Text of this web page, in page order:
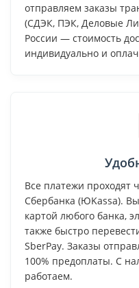
отправляем заказы
(СДЭК, ПЭК, Деловые
России — стоимость
индивидуально и
Все платежи проходят
Сбербанка (ЮKassa).
картой любого банка,
также быстро
SberPay. Заказы
100% предоплаты. С
работаем.